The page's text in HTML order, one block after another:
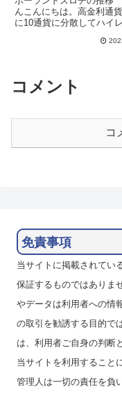
んこんにちは。高金利通
に10通貨に分散してハイ
す。金利が高めで変動の
としています。ユーロ/ポ
ド...
コメント
コ
免責事項
当サイトに掲載されてい
保証するものではありま
やデータは利用者への情
の取引を勧誘する目的で
は、利用者ご自身の判断
当サイトを利用すること
管理人は一切の責任を負